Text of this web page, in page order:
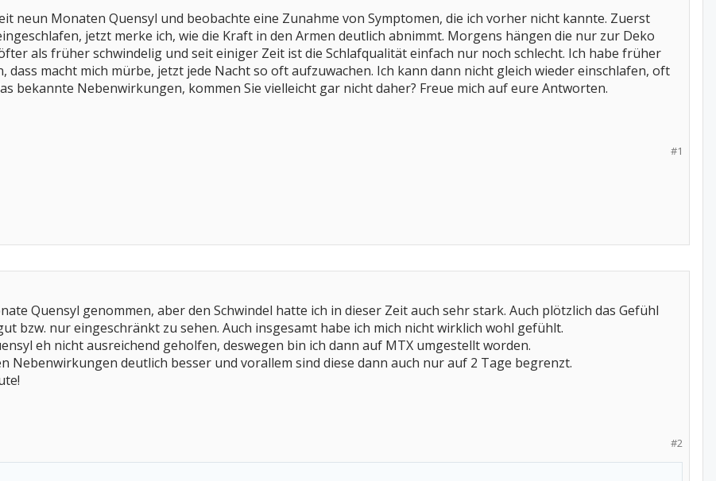
neun Monaten Quensyl und beobachte eine Zunahme von Symptomen, die ich vorher nicht kannte. Zuerst
jetzt merke ich, wie die Kraft in den Armen deutlich abnimmt. Morgens hängen die nur zur Deko
als früher schwindelig und seit einiger Zeit ist die Schlafqualität einfach nur noch schlecht. Ich habe früher
dass macht mich mürbe, jetzt jede Nacht so oft aufzuwachen. Ich kann dann nicht gleich wieder einschlafen, oft
bekannte Nebenwirkungen, kommen Sie vielleicht gar nicht daher? Freue mich auf eure Antworten.
#1
Quensyl genommen, aber den Schwindel hatte ich in dieser Zeit auch sehr stark. Auch plötzlich das Gefühl
bzw. nur eingeschränkt zu sehen. Auch insgesamt habe ich mich nicht wirklich wohl gefühlt.
eh nicht ausreichend geholfen, deswegen bin ich dann auf MTX umgestellt worden.
Nebenwirkungen deutlich besser und vorallem sind diese dann auch nur auf 2 Tage begrenzt.
#2